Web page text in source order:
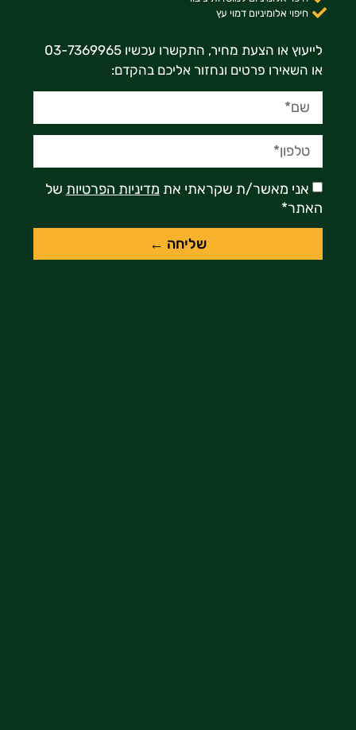
חיפוי אלומיניום דמוי עץ
לייעוץ או הצעת מחיר, התקשרו עכשיו 03-7369965
או השאירו פרטים ונחזור אליכם בהקדם:
אני מאשר/ת שקראתי את מדיניות הפרטיות של
האתר*
שליחה ←